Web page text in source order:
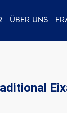
Über uns